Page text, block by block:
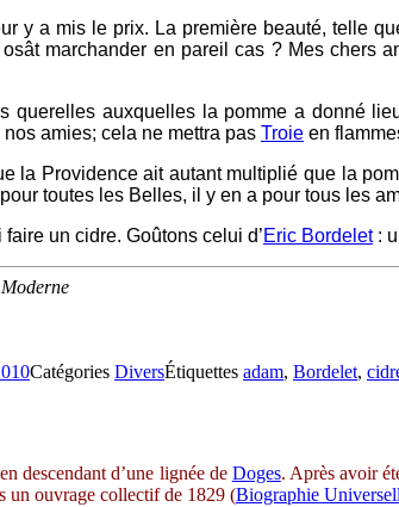
y a mis le prix. La première beauté, telle
marchander en pareil cas ? Mes chers
querelles auxquelles la pomme a donné
amies; cela ne mettra pas Troie en
la Providence ait autant multiplié que la
toutes les Belles, il y en a pour tous les
un cidre. Goûtons celui d’Eric Bordelet:
Catégories DiversÉtiquettes adam, Bordelet,
descendant d’une lignée de Doges. Après avoir
un ouvrage collectif de 1829 (Biographie